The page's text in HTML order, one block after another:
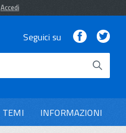
Accedi
Seguici su Facebook
TEMI INFORMAZIONI